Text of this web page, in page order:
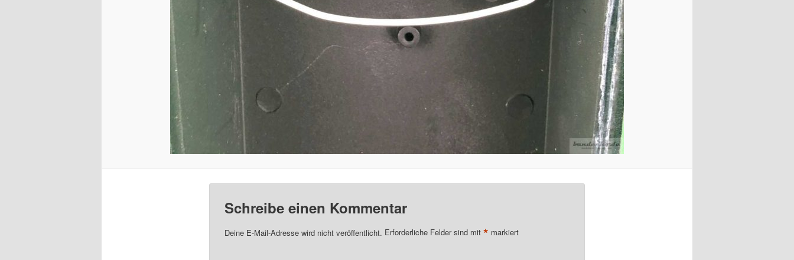
Schreibe einen Kommentar
Deine E-Mail-Adresse wird nicht veröffentlicht. Erforderliche Felder sind mit * markiert